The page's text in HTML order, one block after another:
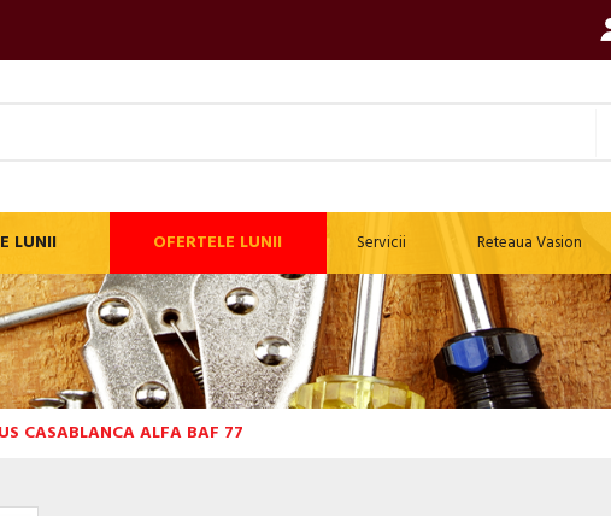
LUNII OFERTELE LUNII Servicii Reteaua Vasion
CASABLANCA ALFA BAF 77